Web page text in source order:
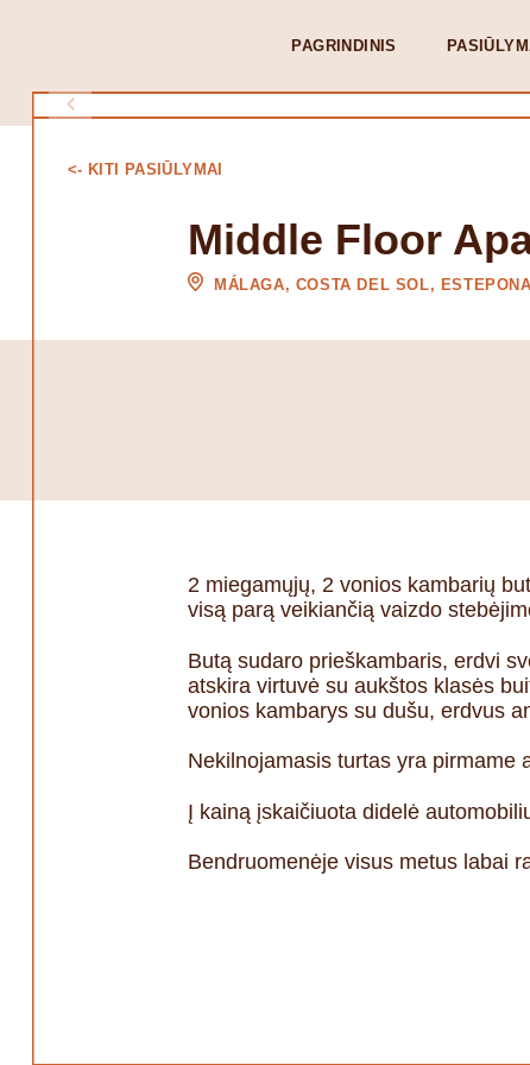
PAGRINDINIS
<- KITI PASIŪLYMAI
Middle Floor
MÁLAGA, COSTA DEL SOL, ESTEPONA
2 miegamųjų, 2 vonios kambarių
visą parą veikiančią vaizdo
Butą sudaro prieškambaris, erdvi
atskira virtuvė su aukštos klasės
vonios kambarys su dušu, erdvus
Nekilnojamasis turtas yra pirmame
Į kainą įskaičiuota didelė
Bendruomenėje visus metus labai